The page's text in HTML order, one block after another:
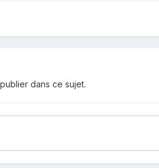
dans ce sujet.